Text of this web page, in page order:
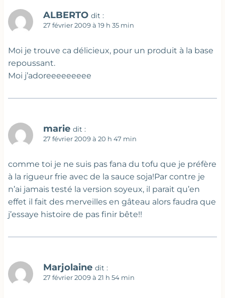
ALBERTO dit :
27 février 2009 à 19 h 35 min
Moi je trouve ca délicieux, pour un produit à la base
repoussant.
Moi j’adoreeeeeeeee
marie dit :
27 février 2009 à 20 h 47 min
comme toi je ne suis pas fana du tofu que je préfère
à la rigueur frie avec de la sauce soja!Par contre je
n’ai jamais testé la version soyeux, il parait qu’en
effet il fait des merveilles en gâteau alors faudra que
j’essaye histoire de pas finir bête!!
Marjolaine dit :
27 février 2009 à 21 h 54 min